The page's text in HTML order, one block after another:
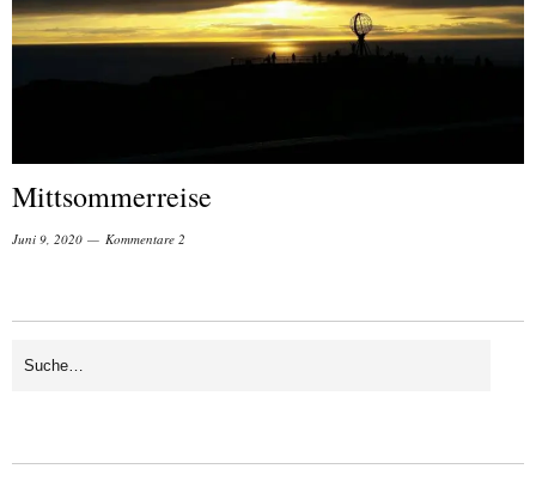
Mittsommerreise
Juni 9, 2020 Kommentare 2